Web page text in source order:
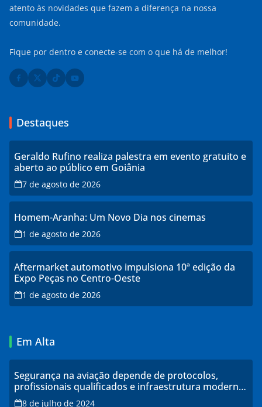
atento às novidades que fazem a diferença na nossa
comunidade.
Fique por dentro e conecte-se com o que há de melhor!
Destaques
Geraldo Rufino realiza palestra em evento gratuito e
aberto ao público em Goiânia
7 de agosto de 2026
Homem-Aranha: Um Novo Dia nos cinemas
1 de agosto de 2026
Aftermarket automotivo impulsiona 10ª edição da
Expo Peças no Centro-Oeste
1 de agosto de 2026
Em Alta
Segurança na aviação depende de protocolos,
profissionais qualificados e infraestrutura moderna,
explicam especialistas
8 de julho de 2024